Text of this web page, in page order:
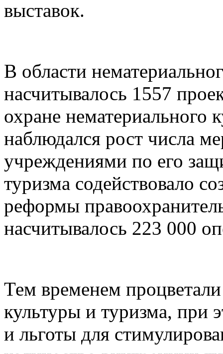
выставок.
В области
насчитывалось 1557
охране нематериального
наблюдался рост числа
учреждениями по его
туризма содействовало
реформы
насчитывалось 223 000
Тем временем
культуры и туризма, при
и льготы для